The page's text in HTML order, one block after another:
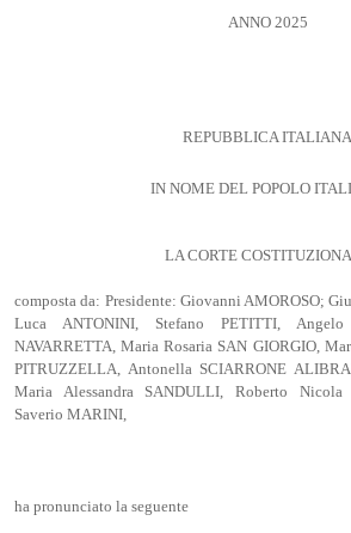
ANNO 2025
REPUBBLICA ITALIANA
IN NOME DEL POPOLO
LA CORTE
composta da: Presidente: Giovanni AMOROSO;
Luca ANTONINI, Stefano PETITTI, Angelo
NAVARRETTA, Maria Rosaria SAN GIORGIO,
PITRUZZELLA, Antonella SCIARRONE
Maria Alessandra SANDULLI, Roberto Nicola
Saverio MARINI,
ha pronunciato la seguente